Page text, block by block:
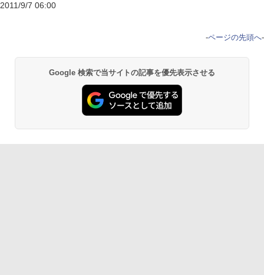
2011/9/7 06:00
-ページの先頭へ-
Google 検索で当サイトの記事を優先表示させる